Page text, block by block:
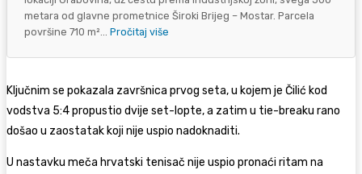
metara od glavne prometnice Široki Brijeg – Mostar. Parcela
površine 710 m²... Pročitaj više
Ključnim se pokazala završnica prvog seta, u kojem je Čilić kod
vodstva 5:4 propustio dvije set-lopte, a zatim u tie-breaku rano
došao u zaostatak koji nije uspio nadoknaditi.
U nastavku meča hrvatski tenisač nije uspio pronaći ritam na